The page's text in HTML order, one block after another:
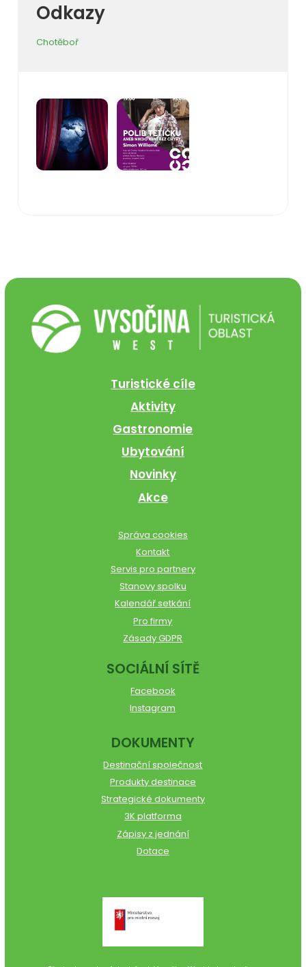
Odkazy
Chotěboř
Turistické cíle
Aktivity
Gastronomie
Ubytování
Novinky
Akce
Správa cookies
Kontakt
Servis pro partnery
Stanovy spolku
Kalendář setkání
Pro firmy
Zásady GDPR
SOCIÁLNÍ SÍTĚ
Facebook
Instagram
DOKUMENTY
Destinační společnost
Produkty destinace
Strategické dokumenty
3K platforma
Zápisy z jednání
Dotace